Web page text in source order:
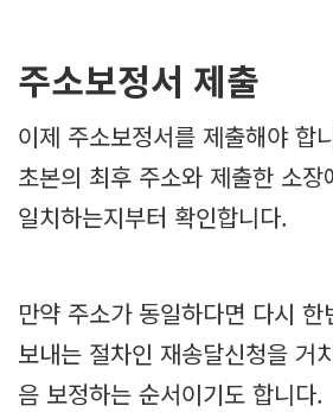
주소보정서 제출
이제 주소보정서를 제출해야 합
초본의 최후 주소와 제출한 소
일치하는지부터 확인합니다.
만약 주소가 동일하다면 다시
보내는 절차인 재송달신청을 거
음 보정하는 순서이기도 합니다.